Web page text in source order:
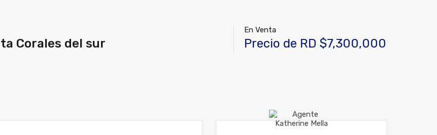
Corales del sur
En Venta
Precio de RD $7,300,000